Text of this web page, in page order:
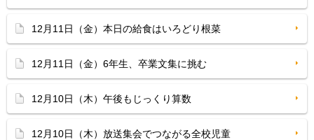
12月11日（金）本日の給食はいろどり根菜
12月11日（金）6年生、卒業文集に挑む
12月10日（木）午後もじっくり算数
12月10日（木）放送集会でつながる全校児童